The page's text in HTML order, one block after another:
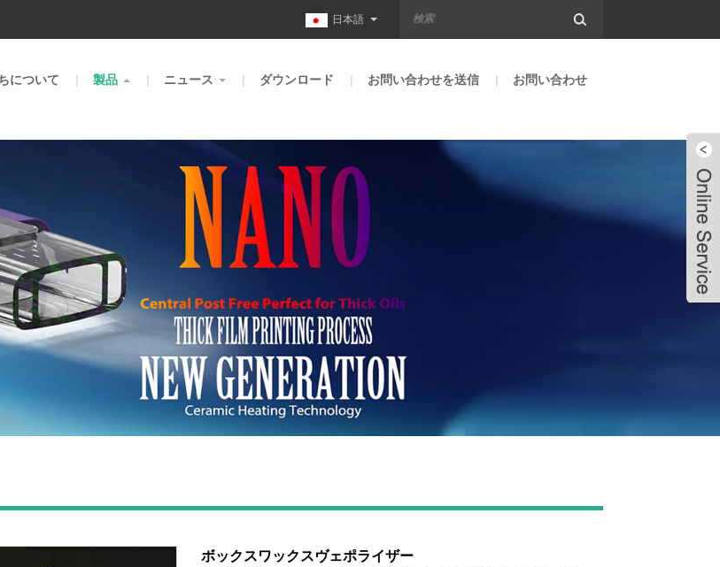
日本語
について 製品 ニュース ダウンロード お問い合わせを送信 お問い合わせ
ボックスワックスヴェポライザー